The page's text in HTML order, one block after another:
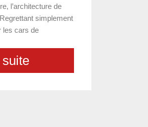
l’architecture de
simplement
les cars de